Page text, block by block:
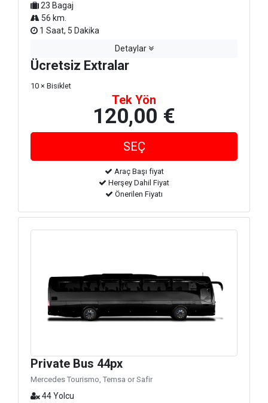
23 Bagaj
56 km.
1 Saat, 5 Dakika
Detaylar
Ücretsiz Extralar
10 × Bisiklet
Tek Yön
120,00 €
Araç Başı fiyat
Herşey Dahil Fiyat
Önerilen Fiyatı
Private Bus 44px
Mercedes Tourismo, Temsa or Safir
44 Yolcu